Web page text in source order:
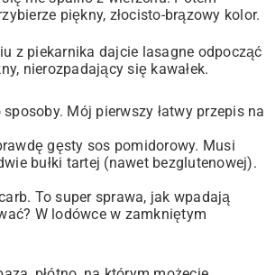
piękny, złocisto-brązowy kolor.
z piekarnika dajcie lasagne odpocząć
nierozpadający się kawałek.
Mój pierwszy łatwy przepis na
gęsty sos pomidorowy. Musi
bułki tartej (nawet bezglutenowej).
To super sprawa, jak wpadają
W lodówce w zamkniętym